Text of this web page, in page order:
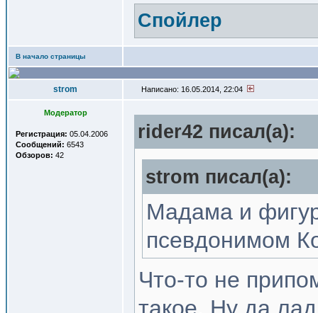
Спойлер
В начало страницы
strom Написано: 16.05.2014, 22:04
Модератор
Регистрация: 05.04.2006
Сообщений: 6543
Обзоров: 42
rider42 писал(a):
strom писал(a):
Мадама и
псевдонимом
Что-то не